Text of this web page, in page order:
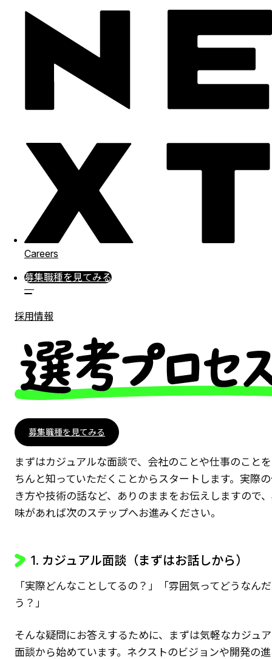
Careers
募集職種を見てみる
採用情報
募集職種を見てみる
まずはカジュアルな面談で、会社のことや仕事のこと
ちんと知っていただくことからスタートします。実際
き方や技術の話など、ありのままをお伝えしますので
味があれば次のステップへお進みください。
1. カジュアル面談（まずはお話しから）
「実際どんなことしてるの？」「雰囲気ってどうなん
う？」
そんな疑問にお答えするために、まずは気軽なカジュ
面談から始めています。ネクストのビジョンや開発の